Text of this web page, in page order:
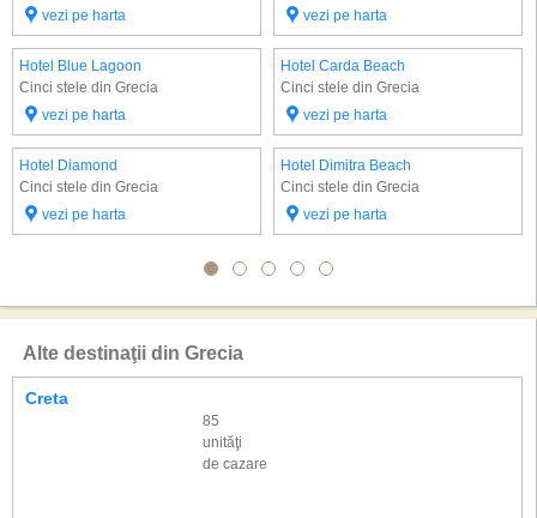
vezi pe harta
vezi pe harta
Hotel Blue Lagoon
Cinci stele din Grecia
vezi pe harta
Hotel Carda Beach
Cinci stele din Grecia
vezi pe harta
Hotel Diamond
Cinci stele din Grecia
vezi pe harta
Hotel Dimitra Beach
Cinci stele din Grecia
vezi pe harta
Alte destinaţii din Grecia
Creta
85
unităţi
de cazare